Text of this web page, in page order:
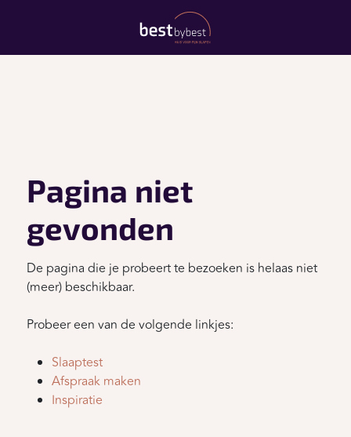
Pagina niet
gevonden
De pagina die je probeert te bezoeken is helaas niet
(meer) beschikbaar.
Probeer een van de volgende linkjes:
Slaaptest
Afspraak maken
Inspiratie